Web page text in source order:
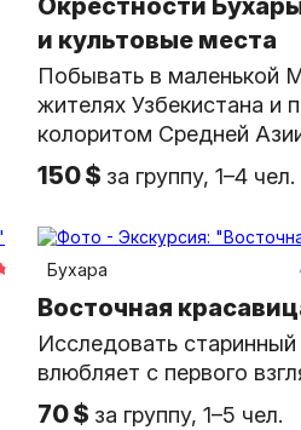
Окрестности
и культовые места
Побывать в маленькой
жителях Узбекистана и
колоритом Средней
150 $ за группу, 1–4 чел.
Бухара
Восточная
Исследовать
влюбляет с первого
70 $ за группу, 1–5 чел.